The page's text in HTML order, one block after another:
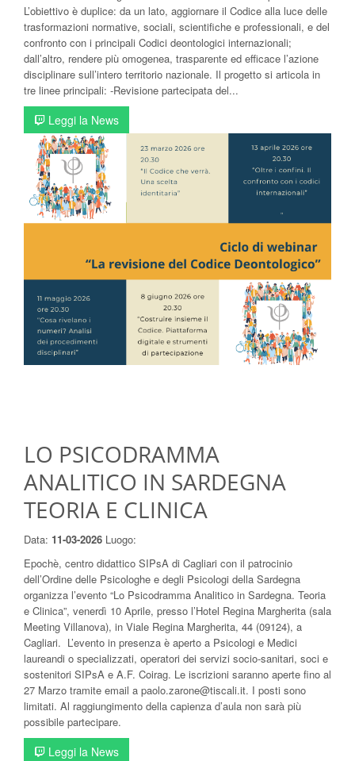
L’obiettivo è duplice: da un lato, aggiornare il Codice alla luce delle
trasformazioni normative, sociali, scientifiche e professionali, e del
confronto con i principali Codici deontologici internazionali;
dall’altro, rendere più omogenea, trasparente ed efficace l’azione
disciplinare sull’intero territorio nazionale. Il progetto si articola in
tre linee principali: -Revisione partecipata del...
Leggi la News
LO PSICODRAMMA
ANALITICO IN SARDEGNA
TEORIA E CLINICA
Data: 11-03-2026 Luogo:
Epochè, centro didattico SIPsA di Cagliari con il patrocinio
dell’Ordine delle Psicologhe e degli Psicologi della Sardegna
organizza l’evento “Lo Psicodramma Analitico in Sardegna. Teoria
e Clinica”, venerdì 10 Aprile, presso l’Hotel Regina Margherita (sala
Meeting Villanova), in Viale Regina Margherita, 44 (09124), a
Cagliari. L’evento in presenza è aperto a Psicologi e Medici
laureandi o specializzati, operatori dei servizi socio-sanitari, soci e
sostenitori SIPsA e A.F. Coirag. Le iscrizioni saranno aperte fino al
27 Marzo tramite email a paolo.zarone@tiscali.it. I posti sono
limitati. Al raggiungimento della capienza d’aula non sarà più
possibile partecipare.
Leggi la News